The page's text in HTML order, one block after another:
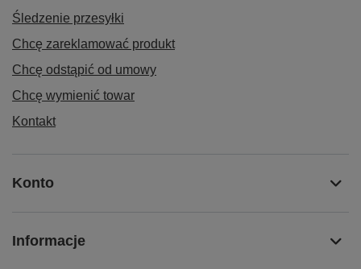
Śledzenie przesyłki
Chcę zareklamować produkt
Chcę odstąpić od umowy
Chcę wymienić towar
Kontakt
Konto
Informacje